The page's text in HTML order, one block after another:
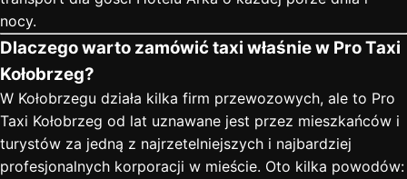
nocy.
Dlaczego warto zamówić taxi właśnie w Pro Taxi
Kołobrzeg?
W Kołobrzegu działa kilka firm przewozowych, ale to Pro
Taxi Kołobrzeg od lat uznawane jest przez mieszkańców i
turystów za jedną z najrzetelniejszych i najbardziej
profesjonalnych korporacji w mieście. Oto kilka powodów: